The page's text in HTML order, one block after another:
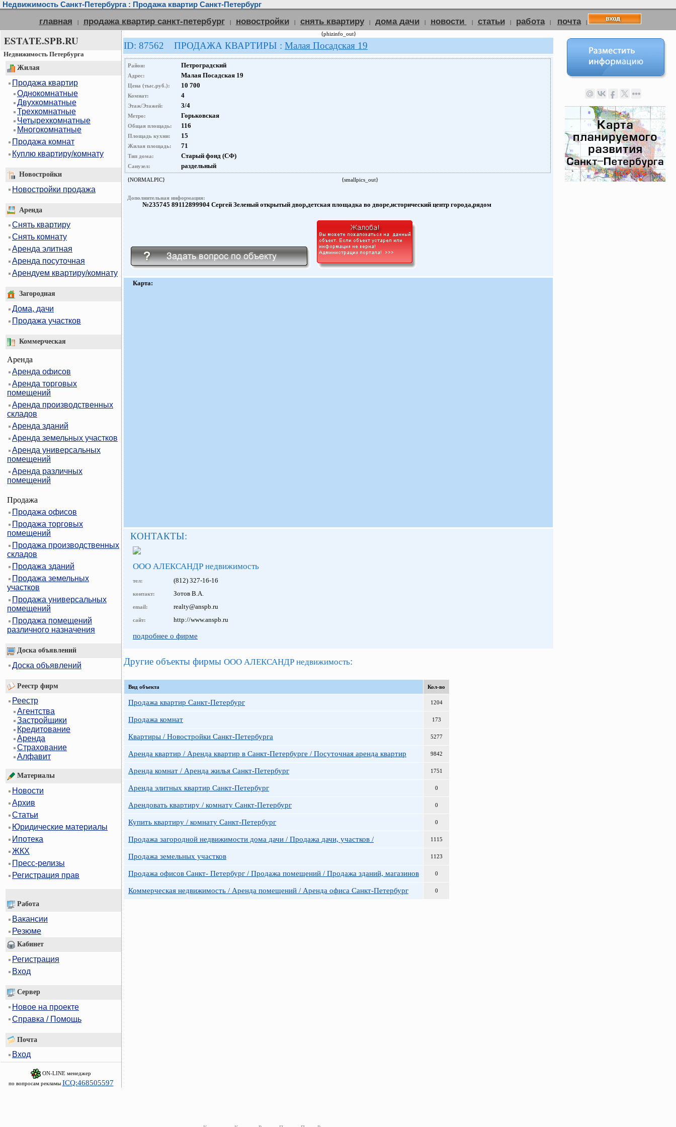
Недвижимость Санкт-Петербурга : Продажа квартир Санкт-Петербург
главная | продажа квартир санкт-петербург | новостройки | снять квартиру | дома дачи | новости | статьи | работа | почта |
ESTATE.SPB.RU
Недвижимость Петербурга
Жилая
Продажа квартир
Однокомнатные
Двухкомнатные
Трехкомнатные
Четырехкомнатные
Многокомнатные
Продажа комнат
Куплю квартиру/комнату
Новостройки
Новостройки продажа
Аренда
Снять квартиру
Снять комнату
Аренда элитная
Аренда посуточная
Арендуем квартиру/комнату
Загородная
Дома, дачи
Продажа участков
Коммерческая
Аренда
Аренда офисов
Аренда торговых
помещений
Аренда производственных
складов
Аренда зданий
Аренда земельных участков
Аренда универсальных
помещений
Аренда различных
помещений
Продажа
Продажа офисов
Продажа торговых
помещений
Продажа производственных
складов
Продажа зданий
Продажа земельных
участков
Продажа универсальных
помещений
Продажа помещений
различного назначения
Доска объявлений
Доска объявлений
Реестр фирм
Реестр
Агентства
Застройщики
Кредитование
Аренда
Страхование
Алфавит
Материалы
Новости
Архив
Статьи
Юридические материалы
Ипотека
ЖКХ
Пресс-релизы
Регистрация прав
Работа
Вакансии
Резюме
Кабинет
Регистрация
Вход
Сервер
Новое на проекте
Справка / Помощь
Почта
Вход
ON-LINE менеджер
по вопросам рекламы ICQ:468505597
{phizinfo_out}
ID: 87562 ПРОДАЖА КВАРТИРЫ : Малая Посадская 19
Район: Петроградский
Адрес: Малая Посадская 19
Цена (тыс.руб.): 10 700
Комнат: 4
Этаж/Этажей: 3/4
Метро: Горьковская
Общая площадь: 116
Площадь кухни: 15
Жилая площадь: 71
Тип дома: Старый фонд (СФ)
Санузел: раздельный
{NORMALPIC} {smallpics_out}
Дополнительная информация:
№235745 89112899904 Сергей Зеленый открытый двор,детская площадка во дворе,исторический центр города,рядом
Карта:
КОНТАКТЫ:
ООО АЛЕКСАНДР недвижимость
тел: (812) 327-16-16
контакт: Зотов В.А.
email: realty@anspb.ru
сайт: http://www.anspb.ru
подробнее о фирме
Другие объекты фирмы ООО АЛЕКСАНДР недвижимость:
Вид объекта Кол-во
Продажа квартир Санкт-Петербург 1204
Продажа комнат 173
Квартиры / Новостройки Санкт-Петербурга 5277
Аренда квартир / Аренда квартир в Санкт-Петербурге / Посуточная аренда квартир 9842
Аренда комнат / Аренда жилья Санкт-Петербург 1751
Аренда элитных квартир Санкт-Петербург 0
Арендовать квартиру / комнату Санкт-Петербург 0
Купить квартиру / комнату Санкт-Петербург 0
Продажа загородной недвижимости дома дачи / Продажа дачи, участков / 1115
Продажа земельных участков 1123
Продажа офисов Санкт- Петербург / Продажа помещений / Продажа зданий, магазинов 0
Коммерческая недвижимость / Аренда помещений / Аренда офиса Санкт-Петербург 0